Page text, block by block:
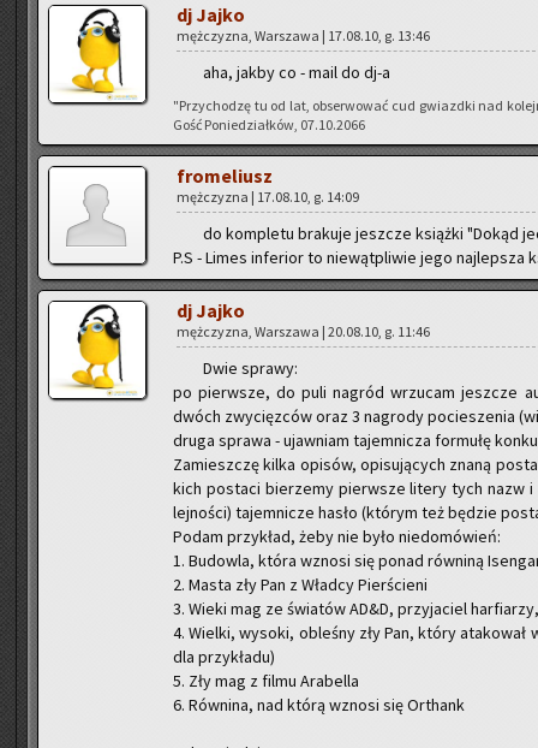
dj Jajko
męż­czy­zna, War­sza­wa | 17.08.10, g. 13:46
aha, jakby co - mail do dj-a
"Przy­cho­dzę tu od lat, ob­ser­wo­wać cud gwiazd­ki nad
Gość Po­nie­dział­ków, 07.10.2066
fro­me­liusz
męż­czy­zna | 17.08.10, g. 14:09
do kom­ple­tu bra­ku­je jesz­cze książ­ki "Dokąd
P.S - Limes in­fe­rior to nie­wąt­pli­wie jego naj­lep­sza
dj Jajko
męż­czy­zna, War­sza­wa | 20.08.10, g. 11:46
Dwie spra­wy:
po pierw­sze, do puli na­gród wrzu­cam jesz­cze
dwóch zwy­cięz­ców oraz 3 na­gro­dy po­cie­sze­nia
druga spra­wa - ujaw­niam ta­jem­ni­cza for­mu­łę
Za­miesz­czę kilka opi­sów, opi­su­ją­cych znaną
kich po­sta­ci bie­rze­my pierw­sze li­te­ry tych nazw
lej­no­ści) ta­jem­ni­cze hasło (któ­rym też bę­dzie
Podam przy­kład, żeby nie było nie­do­mó­wień:
1. Bu­dow­la, która wzno­si się ponad rów­ni­ną
2. Masta zły Pan z Wład­cy Pier­ście­ni
3. Wieki mag ze świa­tów AD&D, przy­ja­ciel
4. Wiel­ki, wy­so­ki, ob­le­śny zły Pan, który
dla przy­kła­du)
5. Zły mag z filmu Ara­bel­la
6. Rów­ni­na, nad którą wzno­si się Or­thank